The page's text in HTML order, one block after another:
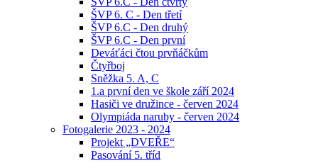
ŠVP 6. C - Den třetí
ŠVP 6.C - Den druhý
ŠVP 6.C - Den první
Deváťáci čtou prvňáčkům
Čtyřboj
Sněžka 5. A, C
1.a první den ve škole září 2024
Hasiči ve družince - červen 2024
Olympiáda naruby - červen 2024
Fotogalerie 2023 - 2024
Projekt „DVEŘE“
Pasování 5. tříd